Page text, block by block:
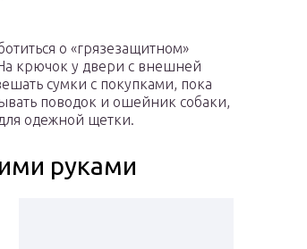
о «грязезащитном»
крючок у двери с внешней
сумки с покупками, пока
поводок и ошейник собаки,
одежной щетки.
руками